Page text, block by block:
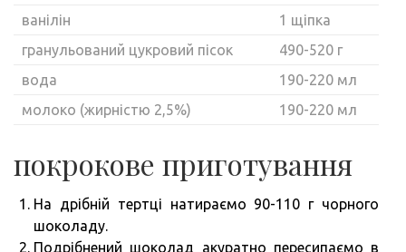
ванілін
1 щіпка
гранульований цукровий пісок
490-520 г
вода
190-220 мл
молоко (жирністю 2,5%)
190-220 мл
покрокове приготування
На дрібній тертці натираємо 90-110 г чорного
шоколаду.
Подрібнений шоколад акуратно пересипаємо в